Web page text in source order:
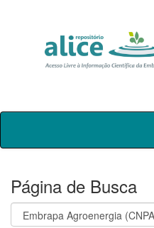
Skip
Página de Busca